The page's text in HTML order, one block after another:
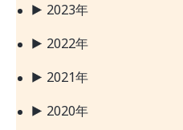
2023年
2022年
2021年
2020年